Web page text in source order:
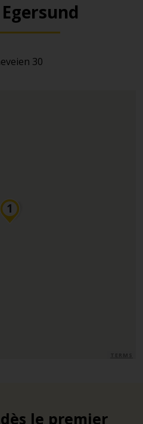
30
le premier